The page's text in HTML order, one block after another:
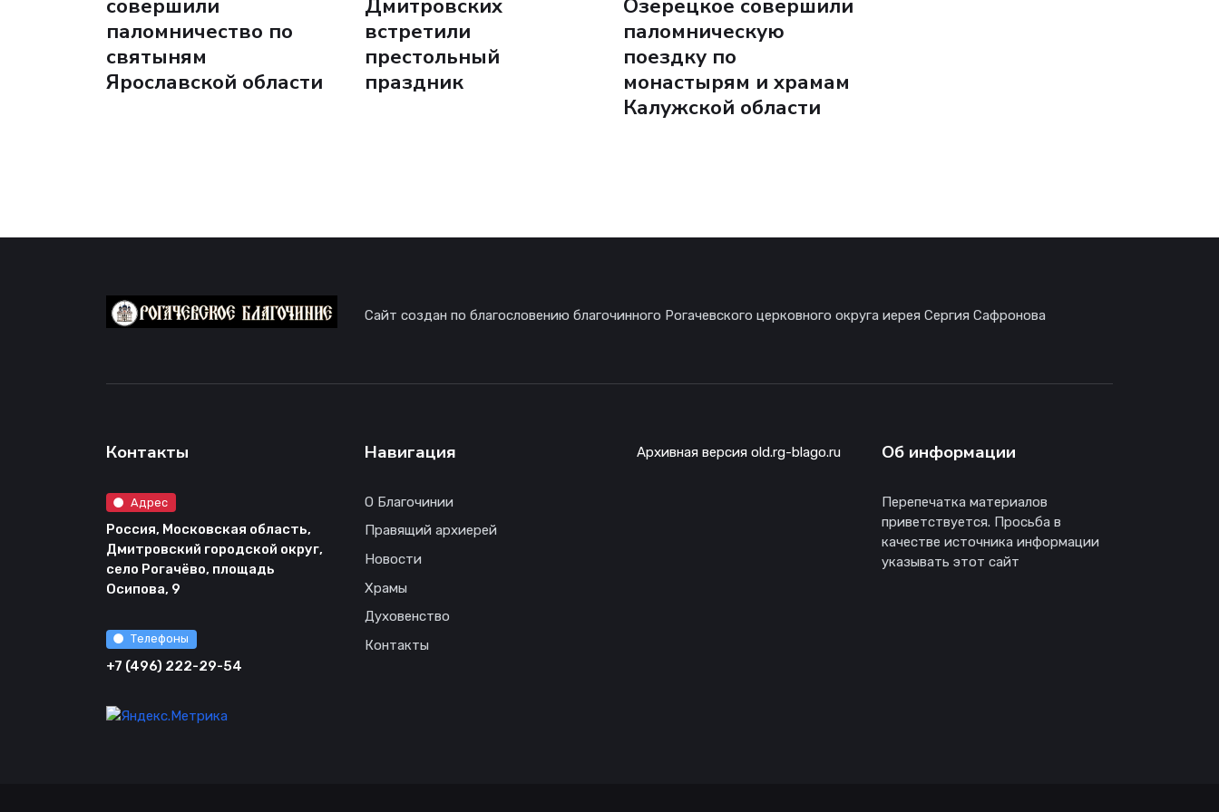
совершили
паломничество по
святыням
Ярославской области
Дмитровских
встретили
престольный
праздник
Озерецкое совершили
паломническую
поездку по
монастырям и храмам
Калужской области
Сайт создан по благословению благочинного Рогачевского церковного округа иерея Сергия Сафронова
Контакты
Адрес
Россия, Московская область,
Дмитровский городской округ,
село Рогачёво, площадь
Осипова, 9
Телефоны
+7 (496) 222-29-54
Навигация
О Благочинии
Правящий архиерей
Новости
Храмы
Духовенство
Контакты
Архивная версия old.rg-blago.ru Об информации
Перепечатка материалов
приветствуется. Просьба в
качестве источника информации
указывать этот сайт